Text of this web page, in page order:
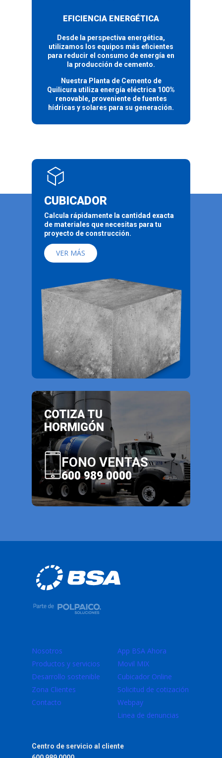
EFICIENCIA ENERGÉTICA
Desde la perspectiva energética,
utilizamos los equipos más eficientes
para reducir el consumo de energía en
la producción de cemento.
Nuestra Planta de Cemento de
Quilicura utiliza energía eléctrica 100%
renovable, proveniente de fuentes
hídricas y solares para su generación.
CUBICADOR
Calcula rápidamente la cantidad exacta
de materiales que necesitas para tu
proyecto de construcción.
VER MÁS
COTIZA TU
HORMIGÓN
FONO VENTAS
600 989 0000
Nosotros
Productos y servicios
Desarrollo sostenible
Zona Clientes
Contacto
App BSA Ahora
Movil MIX
Cubicador Online
Solicitud de cotización
Webpay
Linea de denuncias
Centro de servicio al cliente